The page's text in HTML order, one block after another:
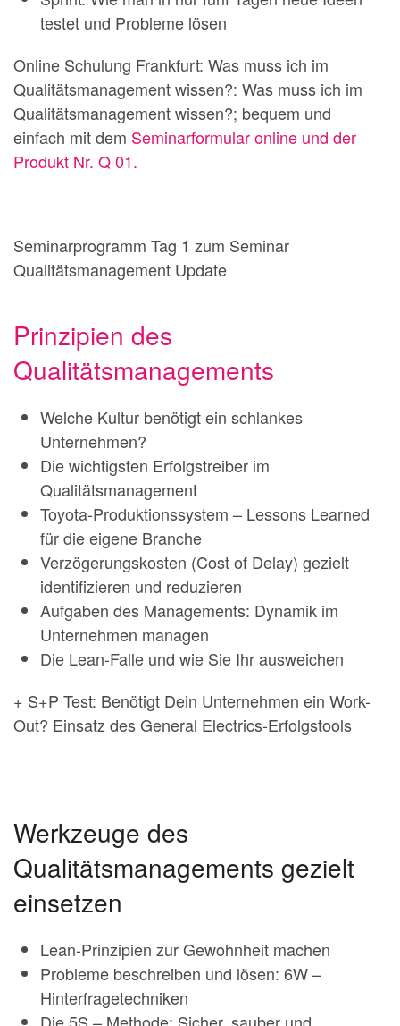
testet und Probleme lösen
Online Schulung Frankfurt: Was muss ich im
Qualitätsmanagement wissen?: Was muss ich im
Qualitätsmanagement wissen?; bequem und
einfach mit dem Seminarformular online und der
Produkt Nr. Q 01.
Seminarprogramm Tag 1 zum Seminar
Qualitätsmanagement Update
Prinzipien des
Qualitätsmanagements
Welche Kultur benötigt ein schlankes
Unternehmen?
Die wichtigsten Erfolgstreiber im
Qualitätsmanagement
Toyota-Produktionssystem – Lessons Learned
für die eigene Branche
Verzögerungskosten (Cost of Delay) gezielt
identifizieren und reduzieren
Aufgaben des Managements: Dynamik im
Unternehmen managen
Die Lean-Falle und wie Sie Ihr ausweichen
+ S+P Test: Benötigt Dein Unternehmen ein Work-
Out? Einsatz des General Electrics-Erfolgstools
Werkzeuge des
Qualitätsmanagements gezielt
einsetzen
Lean-Prinzipien zur Gewohnheit machen
Probleme beschreiben und lösen: 6W –
Hinterfragetechniken